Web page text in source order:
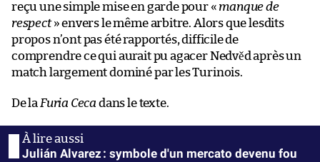
reçu une simple mise en garde pour « manque de
respect» envers le même arbitre. Alors que lesdits
propos n’ont pas été rapportés, difficile de
comprendre ce qui aurait pu agacer Nedvěd après un
match largement dominé par les Turinois.
De la Furia Ceca dans le texte.
Julián Alvarez : symbole d'un mercato devenu fou